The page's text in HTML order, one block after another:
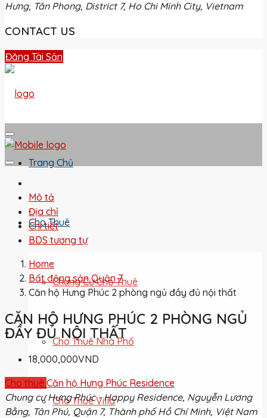
Hưng, Tân Phong, District 7, Ho Chi Minh City, Vietnam
CONTACT US
Đăng Tài Sản
Trang Chủ
Cho Thuê
Chung Cư Cho Thuê
Cho Thuê Nhà Phố
Cho Thuê Villa
Mô tả
Địa chỉ
Chi tiết
BDS tương tự
Home
Bất động sản Quận 7
Căn hộ Hưng Phúc 2 phòng ngủ đầy đủ nội thất
CĂN HỘ HƯNG PHÚC 2 PHÒNG NGỦ
ĐẦY ĐỦ NỘI THẤT
18,000,000VND
Cho thuê Căn hộ Hưng Phúc Residence
Chung cư Hưng Phúc - Happy Residence, Nguyễn Lương
Bằng, Tân Phú, Quận 7, Thành phố Hồ Chí Minh, Việt Nam